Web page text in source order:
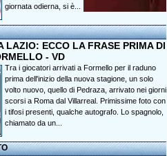
giornata odierna, si è...
LAZIO: ECCO LA FRASE PRIMA DI
- VD
Tra i giocatori arrivati a Formello per il raduno
prima dell'inizio della nuova stagione, un solo
volto nuovo, quello di Pedraza, arrivato nei giorni
scorsi a Roma dal Villarreal. Primissime foto con
i tifosi presenti, qualche autografo. Lo spagnolo,
chiamato da un...